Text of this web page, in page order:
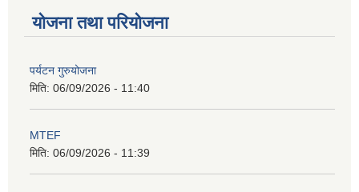
योजना तथा परियोजना
पर्यटन गुरुयोजना
मिति: 06/09/2026 - 11:40
MTEF
मिति: 06/09/2026 - 11:39